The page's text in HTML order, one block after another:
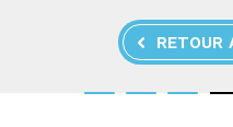
RETOUR